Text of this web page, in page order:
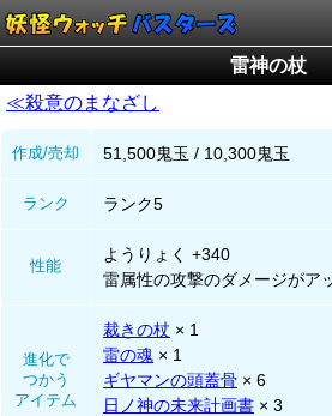
雷神の杖
≪殺意のまなざし
作成/売却 51,500鬼玉 / 10,300鬼玉
ランク ランク5
性能
ようりょく +340
雷属性の攻撃のダメージがア
進化で
つかう
アイテム
裁きの杖 × 1
雷の魂 × 1
ギヤマンの頭蓋骨 × 6
日ノ神の未来計画書 × 3